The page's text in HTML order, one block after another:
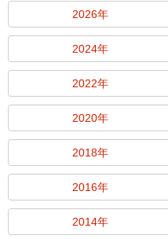
2026年
2024年
2022年
2020年
2018年
2016年
2014年